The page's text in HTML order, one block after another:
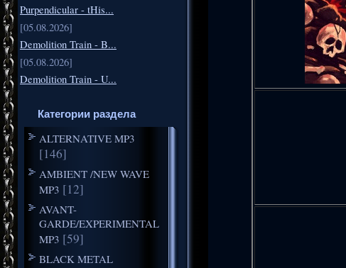
Purpendicular - tHis...
[05.08.2026]
Demolition Train - B...
[05.08.2026]
Demolition Train - U...
Категории раздела
ALTERNATIVE MP3
[146]
AMBIENT /NEW WAVE
MP3 [12]
AVANT-
GARDE/EXPERIMENTAL
MP3 [59]
BLACK METAL